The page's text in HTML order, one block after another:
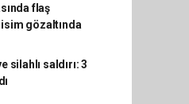
flaş
gözaltında
silahlı saldırı: 3